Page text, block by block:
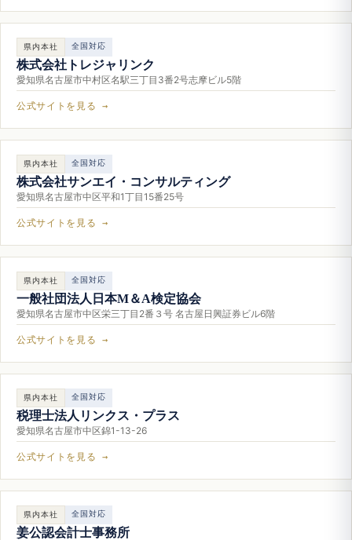
県内本社 全国対応
株式会社トレジャリンク
愛知県名古屋市中村区名駅三丁目3番2号志摩ビル5階
公式サイトを見る →
県内本社 全国対応
株式会社サンエイ・コンサルティング
愛知県名古屋市中区平和1丁目15番25号
公式サイトを見る →
県内本社 全国対応
一般社団法人日本M＆A検定協会
愛知県名古屋市中区栄三丁目2番３号 名古屋日興証券ビル6階
公式サイトを見る →
県内本社 全国対応
税理士法人リンクス・プラス
愛知県名古屋市中区錦1-13-26
公式サイトを見る →
県内本社 全国対応
姜公認会計士事務所